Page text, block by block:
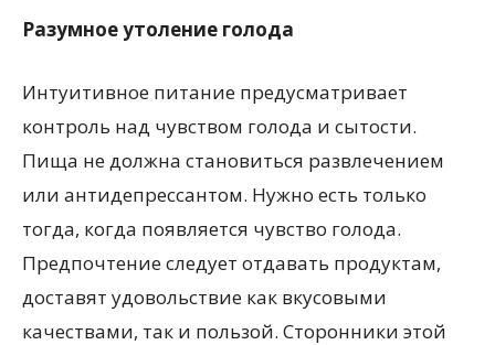
Разумное утоление голода
Интуитивное питание предусматривает
контроль над чувством голода и сытости.
Пища не должна становиться развлечением
или антидепрессантом. Нужно есть только
тогда, когда появляется чувство голода.
Предпочтение следует отдавать продуктам,
доставят удовольствие как вкусовыми
качествами, так и пользой. Сторонники этой